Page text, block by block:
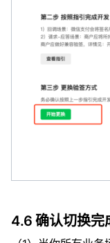
4.6 确认切换完